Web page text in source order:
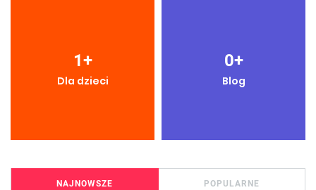
1+
Dla dzieci
0+
Blog
NAJNOWSZE POPULARNE